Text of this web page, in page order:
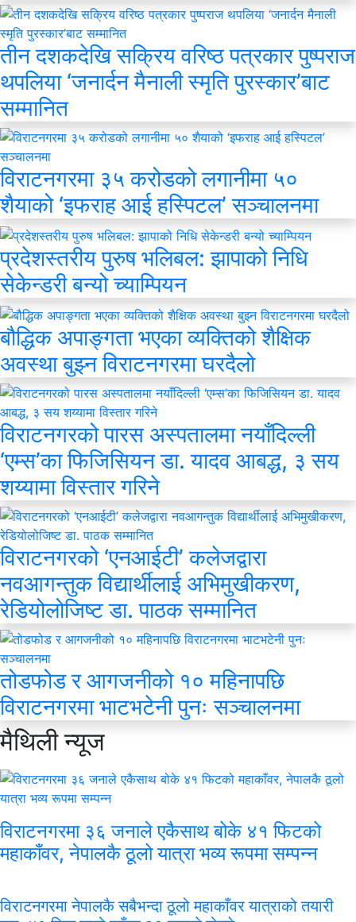
तीन दशकदेखि सक्रिय वरिष्ठ पत्रकार पुष्पराज
थपलिया ‘जनार्दन मैनाली स्मृति पुरस्कार’बाट
सम्मानित
विराटनगरमा ३५ करोडको लगानीमा ५०
शैयाको ‘इफराह आई हस्पिटल’ सञ्चालनमा
प्रदेशस्तरीय पुरुष भलिबल: झापाको निधि
सेकेन्डरी बन्यो च्याम्पियन
बौद्धिक अपाङ्गता भएका व्यक्तिको शैक्षिक
अवस्था बुझ्न विराटनगरमा घरदैलो
विराटनगरको पारस अस्पतालमा नयाँदिल्ली
‘एम्स’का फिजिसियन डा. यादव आबद्ध, ३ सय
शय्यामा विस्तार गरिने
विराटनगरको ‘एनआईटी’ कलेजद्वारा
नवआगन्तुक विद्यार्थीलाई अभिमुखीकरण,
रेडियोलोजिष्ट डा. पाठक सम्मानित
तोडफोड र आगजनीको १० महिनापछि
विराटनगरमा भाटभटेनी पुनः सञ्चालनमा
मैथिलीन्यूज
विराटनगरमा ३६ जनाले एकैसाथ बोके ४१ फिटको
महाकाँवर, नेपालकै ठूलो यात्रा भव्य रूपमा सम्पन्न
विराटनगरमा नेपालकै सबैभन्दा ठूलो महाकाँवर यात्राको तयारी